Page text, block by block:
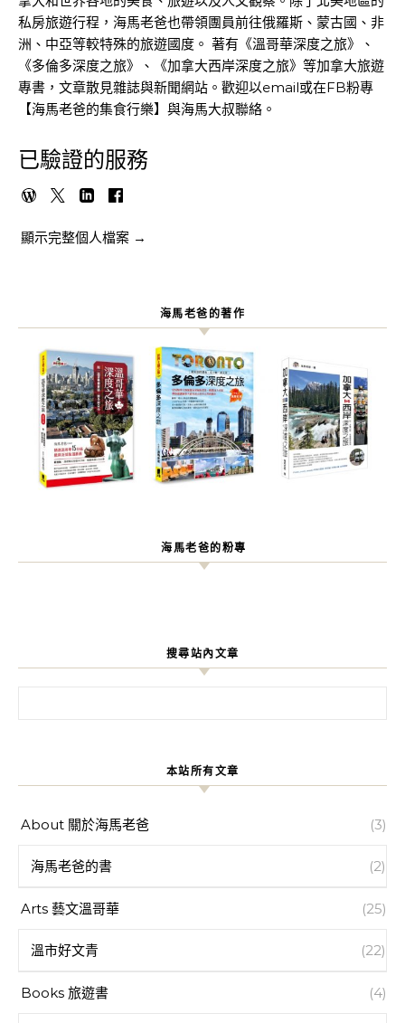
私房旅遊行程，海馬老爸也帶領團員前往俄羅斯、蒙古國、非
洲、中亞等較特殊的旅遊國度。 著有《溫哥華深度之旅》、
《多倫多深度之旅》、《加拿大西岸深度之旅》等加拿大旅遊
專書，文章散見雜誌與新聞網站。歡迎以email或在FB粉專
【海馬老爸的集食行樂】與海馬大叔聯絡。
已驗證的服務
顯示完整個人檔案 →
海馬老爸的著作
海馬老爸的粉專
搜尋站內文章
本站所有文章
About 關於海馬老爸 (3)
海馬老爸的書 (2)
Arts 藝文溫哥華 (25)
溫市好文青 (22)
Books 旅遊書 (4)